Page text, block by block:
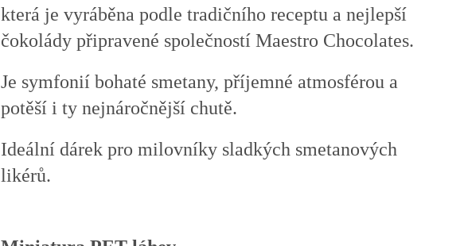
která je vyráběna podle tradičního receptu a nejlepší
čokolády připravené společností Maestro Chocolates.
Je symfonií bohaté smetany, příjemné atmosférou a
potěší i ty nejnáročnější chutě.
Ideální dárek pro milovníky sladkých smetanových
likérů.